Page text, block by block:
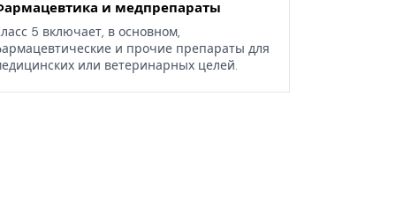
и медпрепараты
5 включает, в основном,
и прочие препараты для
или ветеринарных целей.